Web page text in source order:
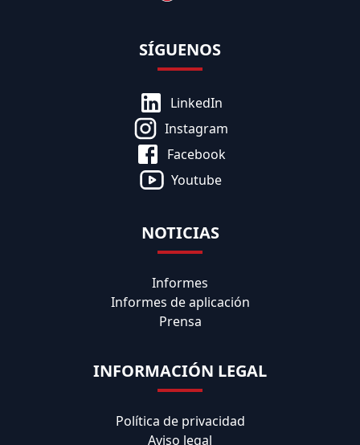
SÍGUENOS
LinkedIn
Instagram
Facebook
Youtube
NOTICIAS
Informes
Informes de aplicación
Prensa
INFORMACIÓN LEGAL
Política de privacidad
Aviso legal